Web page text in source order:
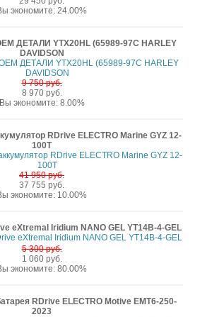
экономите: 24.00%
ДЕТАЛИ YTX20HL (65989-97C HARLEY
DAVIDSON
9 750 руб.
8 970 руб.
Вы экономите: 8.00%
RDrive ELECTRO Marine GYZ 12-
100T
41 950 руб.
37 755 руб.
экономите: 10.00%
eXtremal Iridium NANO GEL YT14B-4-GEL
5 300 руб.
1 060 руб.
экономите: 80.00%
RDrive ELECTRO Motive EMT6-250-
2023